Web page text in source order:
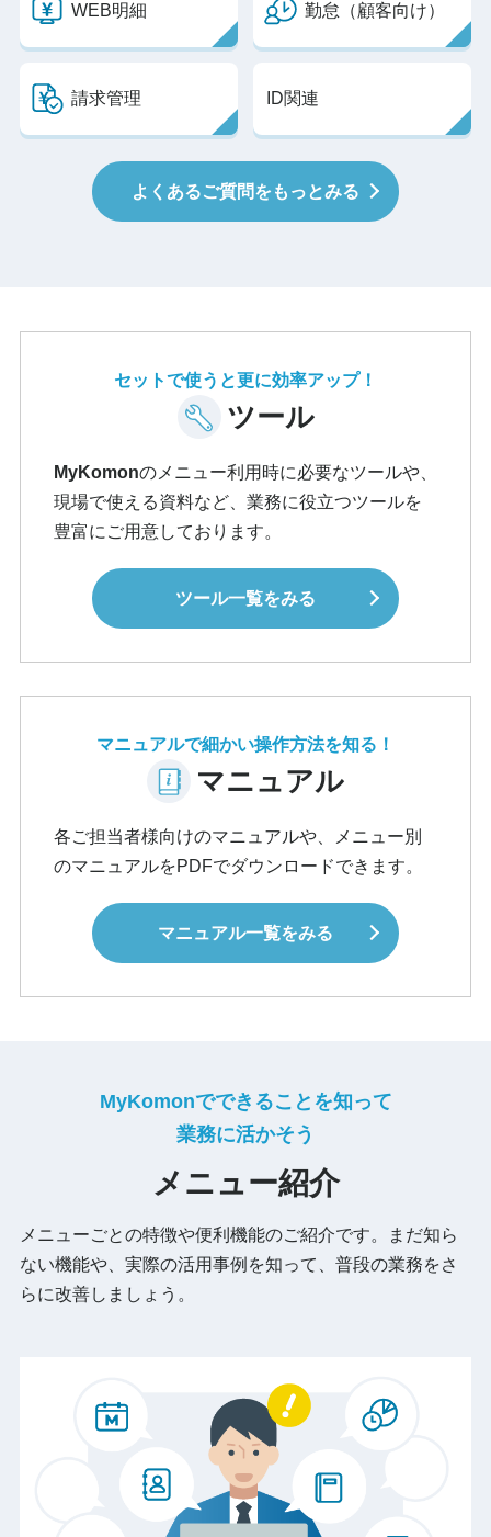
WEB明細 勤怠（顧客向け）
請求管理 ID関連
よくあるご質問をもっとみる
セットで使うと更に効率アップ！
ツール
MyKomonのメニュー利用時に必要なツールや、
現場で使える資料など、業務に役立つツールを
豊富にご用意しております。
ツール一覧をみる
マニュアルで細かい操作方法を知る！
マニュアル
各ご担当者様向けのマニュアルや、メニュー別
のマニュアルをPDFでダウンロードできます。
マニュアル一覧をみる
MyKomonでできることを知って
業務に活かそう
メニュー紹介
メニューごとの特徴や便利機能のご紹介です。まだ知ら
ない機能や、実際の活用事例を知って、普段の業務をさ
らに改善しましょう。